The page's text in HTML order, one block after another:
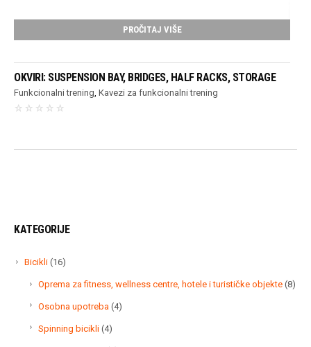
PROČITAJ VIŠE
OKVIRI: SUSPENSION BAY, BRIDGES, HALF RACKS, STORAGE
Funkcionalni trening ,Kavezi za funkcionalni trening
KATEGORIJE
Bicikli 1616
Oprema za fitness, wellness centre, hotele i turističke objekte 88
Osobna upotreba 44
Spinning bicikli 44